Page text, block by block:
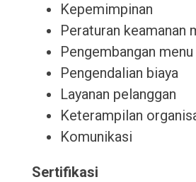
Kepemimpinan
Peraturan keamanan
Pengembangan menu
Pengendalian biaya
Layanan pelanggan
Keterampilan
Komunikasi
Sertifikasi